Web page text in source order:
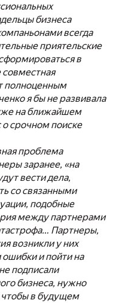
бизнеса
всегда
приятельские
в
полноценным
я бы не развивала
на ближайшем
срочном поиске
проблема
заранее, «на
вести дела,
со связанными
подобные
между партнерами
Партнеры,
возникли у них
и пойти на
подписали
бизнеса, нужно
чтобы в будущем